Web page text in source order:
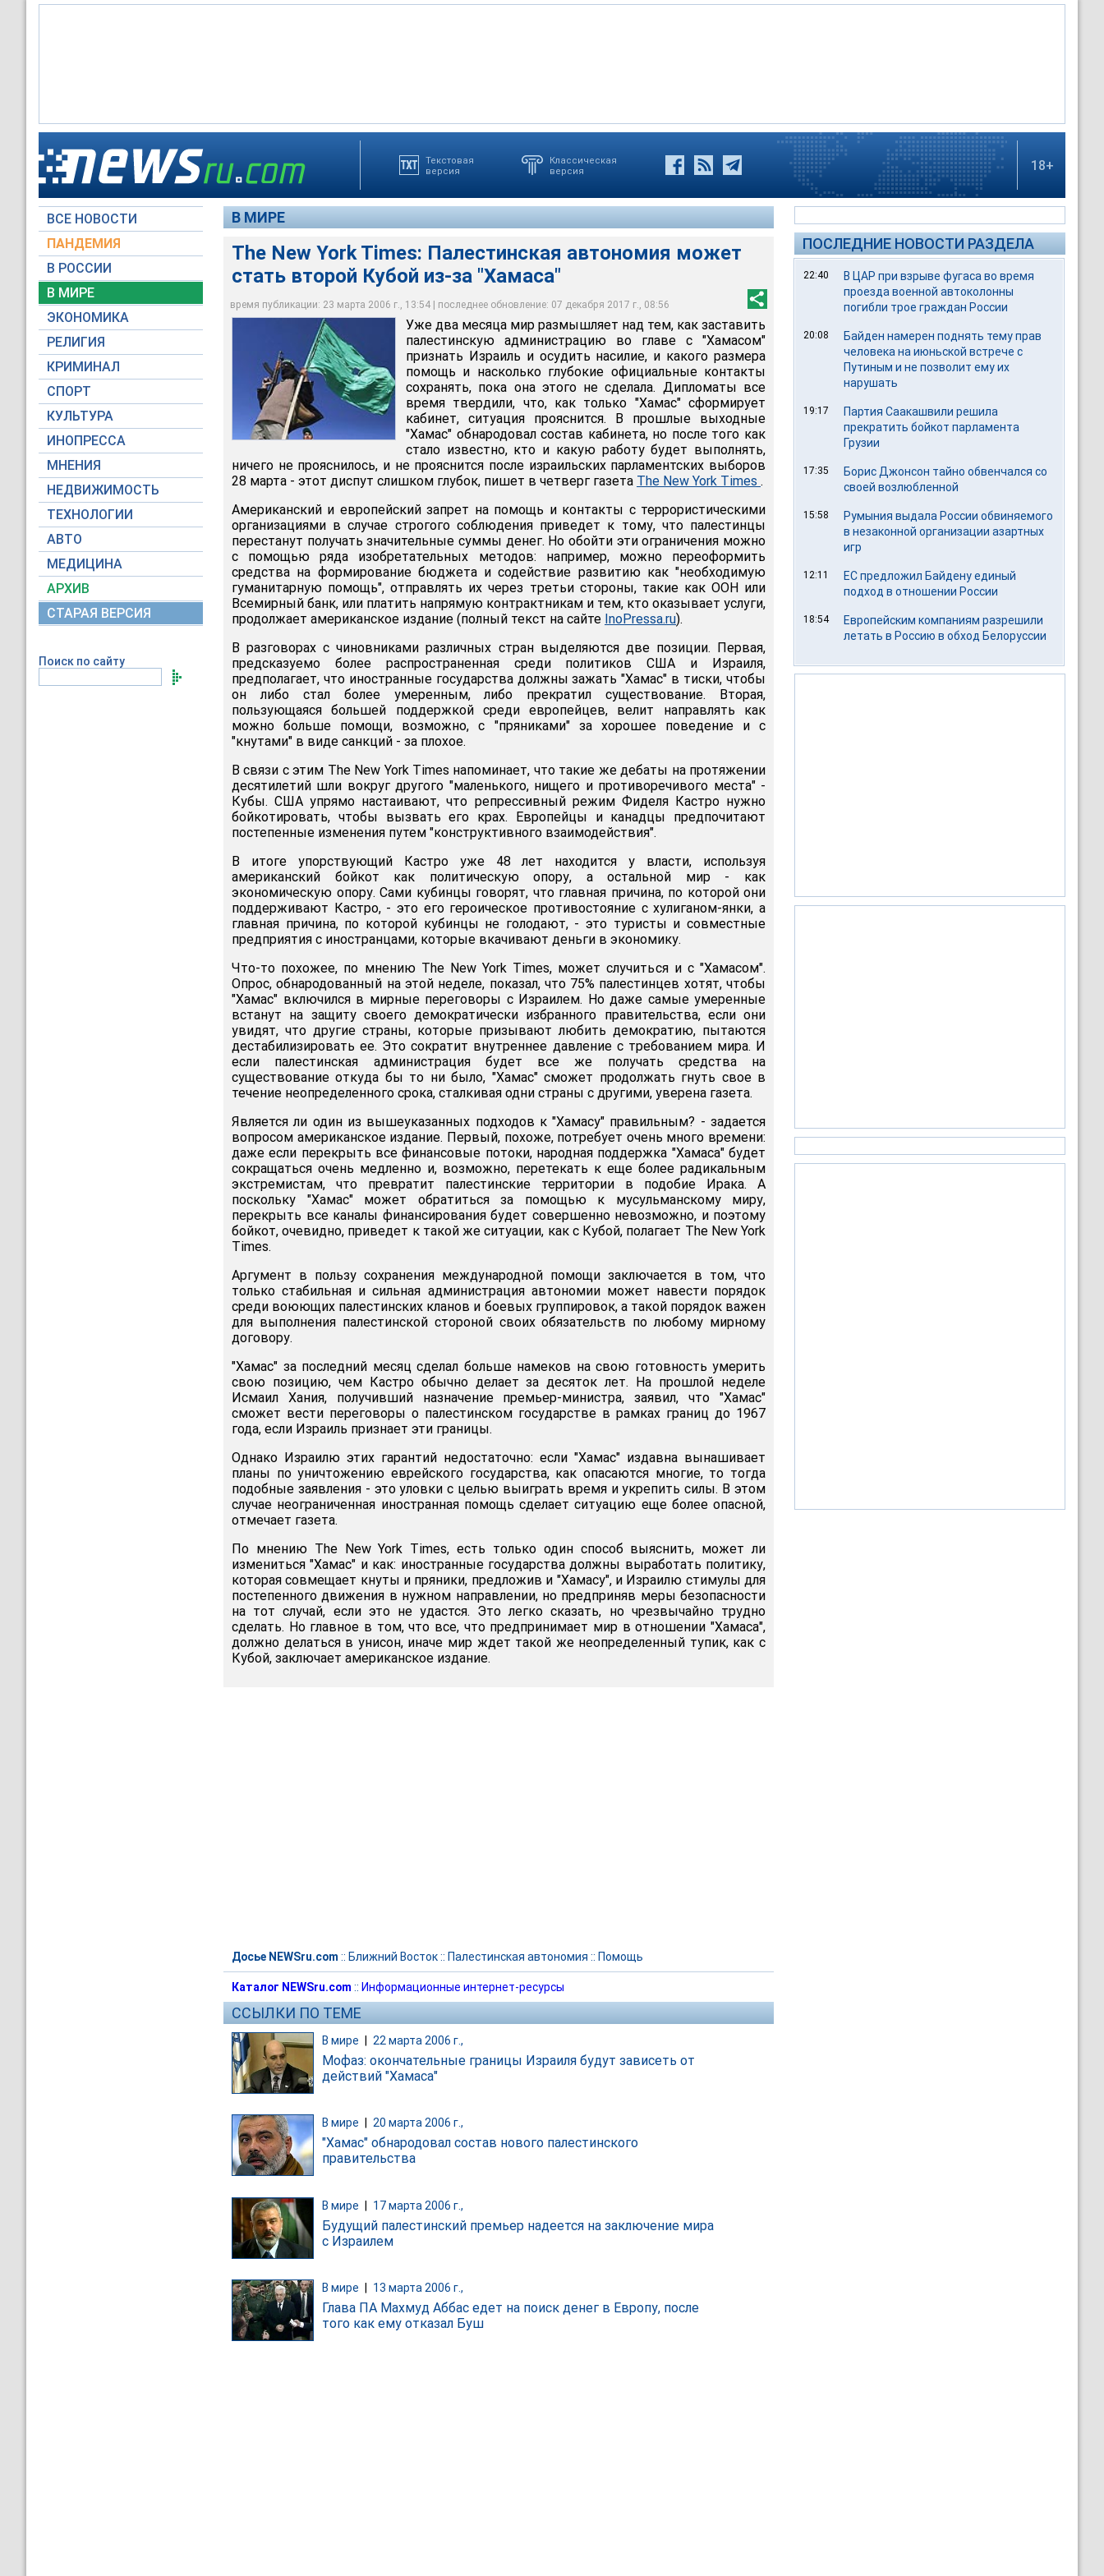
Текстовая
версия
Классическая
версия
18+
ВСЕ НОВОСТИ
ПАНДЕМИЯ
В РОССИИ
В МИРЕ
ЭКОНОМИКА
РЕЛИГИЯ
КРИМИНАЛ
СПОРТ
КУЛЬТУРА
ИНОПРЕССА
МНЕНИЯ
НЕДВИЖИМОСТЬ
ТЕХНОЛОГИИ
АВТО
МЕДИЦИНА
АРХИВ
СТАРАЯ ВЕРСИЯ
Поиск по сайту
В МИРЕ
The New York Times: Палестинская автономия может
стать второй Кубой из-за "Хамаса"
время публикации: 23 марта 2006 г., 13:54 | последнее обновление: 07 декабря 2017 г., 08:56
Уже два месяца мир размышляет над тем, как заставить палестинскую
администрацию во главе с "Хамасом" признать Израиль и осудить насилие, и какого
размера помощь и насколько глубокие официальные контакты сохранять, пока она
этого не сделала
AFP
Уже два месяца мир размышляет над тем, как заставить
палестинскую администрацию во главе с "Хамасом"
признать Израиль и осудить насилие, и какого размера
помощь и насколько глубокие официальные контакты
сохранять, пока она этого не сделала. Дипломаты все
время твердили, что, как только "Хамас" сформирует
кабинет, ситуация прояснится. В прошлые выходные
"Хамас" обнародовал состав кабинета, но после того как
стало известно, кто и какую работу будет выполнять,
ничего не прояснилось, и не прояснится после израильских парламентских выборов
28 марта - этот диспут слишком глубок, пишет в четверг газета The New York Times .
Американский и европейский запрет на помощь и контакты с террористическими
организациями в случае строгого соблюдения приведет к тому, что палестинцы
перестанут получать значительные суммы денег. Но обойти эти ограничения можно
с помощью ряда изобретательных методов: например, можно переоформить
средства на формирование бюджета и содействие развитию как "необходимую
гуманитарную помощь", отправлять их через третьи стороны, такие как ООН или
Всемирный банк, или платить напрямую контрактникам и тем, кто оказывает услуги,
продолжает американское издание (полный текст на сайте InoPressa.ru).
В разговорах с чиновниками различных стран выделяются две позиции. Первая,
предсказуемо более распространенная среди политиков США и Израиля,
предполагает, что иностранные государства должны зажать "Хамас" в тиски, чтобы
он либо стал более умеренным, либо прекратил существование. Вторая,
пользующаяся большей поддержкой среди европейцев, велит направлять как
можно больше помощи, возможно, с "пряниками" за хорошее поведение и с
"кнутами" в виде санкций - за плохое.
В связи с этим The New York Times напоминает, что такие же дебаты на протяжении
десятилетий шли вокруг другого "маленького, нищего и противоречивого места" -
Кубы. США упрямо настаивают, что репрессивный режим Фиделя Кастро нужно
бойкотировать, чтобы вызвать его крах. Европейцы и канадцы предпочитают
постепенные изменения путем "конструктивного взаимодействия".
В итоге упорствующий Кастро уже 48 лет находится у власти, используя
американский бойкот как политическую опору, а остальной мир - как
экономическую опору. Сами кубинцы говорят, что главная причина, по которой они
поддерживают Кастро, - это его героическое противостояние с хулиганом-янки, а
главная причина, по которой кубинцы не голодают, - это туристы и совместные
предприятия с иностранцами, которые вкачивают деньги в экономику.
Что-то похожее, по мнению The New York Times, может случиться и с "Хамасом".
Опрос, обнародованный на этой неделе, показал, что 75% палестинцев хотят, чтобы
"Хамас" включился в мирные переговоры с Израилем. Но даже самые умеренные
встанут на защиту своего демократически избранного правительства, если они
увидят, что другие страны, которые призывают любить демократию, пытаются
дестабилизировать ее. Это сократит внутреннее давление с требованием мира. И
если палестинская администрация будет все же получать средства на
существование откуда бы то ни было, "Хамас" сможет продолжать гнуть свое в
течение неопределенного срока, сталкивая одни страны с другими, уверена газета.
Является ли один из вышеуказанных подходов к "Хамасу" правильным? - задается
вопросом американское издание. Первый, похоже, потребует очень много времени:
даже если перекрыть все финансовые потоки, народная поддержка "Хамаса" будет
сокращаться очень медленно и, возможно, перетекать к еще более радикальным
экстремистам, что превратит палестинские территории в подобие Ирака. А
поскольку "Хамас" может обратиться за помощью к мусульманскому миру,
перекрыть все каналы финансирования будет совершенно невозможно, и поэтому
бойкот, очевидно, приведет к такой же ситуации, как с Кубой, полагает The New York
Times.
Аргумент в пользу сохранения международной помощи заключается в том, что
только стабильная и сильная администрация автономии может навести порядок
среди воюющих палестинских кланов и боевых группировок, а такой порядок важен
для выполнения палестинской стороной своих обязательств по любому мирному
договору.
"Хамас" за последний месяц сделал больше намеков на свою готовность умерить
свою позицию, чем Кастро обычно делает за десяток лет. На прошлой неделе
Исмаил Хания, получивший назначение премьер-министра, заявил, что "Хамас"
сможет вести переговоры о палестинском государстве в рамках границ до 1967
года, если Израиль признает эти границы.
Однако Израилю этих гарантий недостаточно: если "Хамас" издавна вынашивает
планы по уничтожению еврейского государства, как опасаются многие, то тогда
подобные заявления - это уловки с целью выиграть время и укрепить силы. В этом
случае неограниченная иностранная помощь сделает ситуацию еще более опасной,
отмечает газета.
По мнению The New York Times, есть только один способ выяснить, может ли
измениться "Хамас" и как: иностранные государства должны выработать политику,
которая совмещает кнуты и пряники, предложив и "Хамасу", и Израилю стимулы для
постепенного движения в нужном направлении, но предприняв меры безопасности
на тот случай, если это не удастся. Это легко сказать, но чрезвычайно трудно
сделать. Но главное в том, что все, что предпринимает мир в отношении "Хамаса",
должно делаться в унисон, иначе мир ждет такой же неопределенный тупик, как с
Кубой, заключает американское издание.
Досье NEWSru.com :: Ближний Восток:: Палестинская автономия :: Помощь
Каталог NEWSru.com :: Информационные интернет-ресурсы
ССЫЛКИ ПО ТЕМЕ
В мире 22 марта 2006 г.,
Мофаз: окончательные границы Израиля будут зависеть от
действий "Хамаса"
В мире 20 марта 2006 г.,
"Хамас" обнародовал состав нового палестинского
правительства
В мире | 17 марта 2006 г.,
Будущий палестинский премьер надеется на заключение мира
с Израилем
В мире 13 марта 2006 г.,
Глава ПА Махмуд Аббас едет на поиск денег в Европу, после
того как ему отказал Буш
ПОСЛЕДНИЕ НОВОСТИ РАЗДЕЛА
22:40
В ЦАР при взрыве фугаса во время
проезда военной автоколонны
погибли трое граждан России
20:08
Байден намерен поднять тему прав
человека на июньской встрече с
Путиным и не позволит ему их
нарушать
19:17
Партия Саакашвили решила
прекратить бойкот парламента
Грузии
17:35
Борис Джонсон тайно обвенчался со
своей возлюбленной
15:58
Румыния выдала России обвиняемого
в незаконной организации азартных
игр
12:11
ЕС предложил Байдену единый
подход в отношении России
18:54
Европейским компаниям разрешили
летать в Россию в обход Белоруссии